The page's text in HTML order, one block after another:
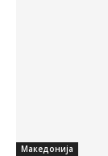
Македонија